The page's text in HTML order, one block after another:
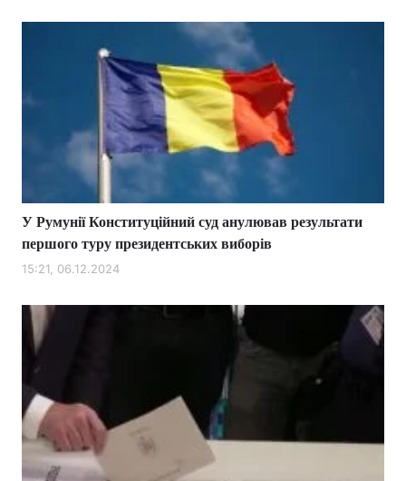
У Румунії Конституційний суд анулював результати
першого туру президентських виборів
15:21, 06.12.2024